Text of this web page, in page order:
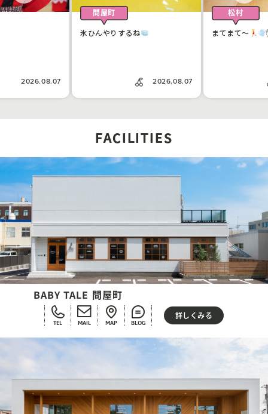
2026.08.07
問屋町
氷ひんやりするね
2026.08.07
松村
まてまて〜
FACILITIES
BABY TALE 問屋町
TEL MAIL MAP BLOG
詳しくみる